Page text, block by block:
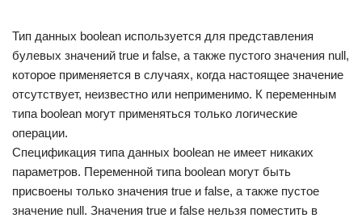
Тип данных boolean используется для представления
булевых значений true и false, а также пустого значения null,
которое применяется в случаях, когда настоящее значение
отсутствует, неизвестно или неприменимо. К переменным
типа boolean могут применяться только логические
операции.
Спецификация типа данных boolean не имеет никаких
параметров. Переменной типа boolean могут быть
присвоены только значения true и false, а также пустое
значение null. Значения true и false нельзя поместить в